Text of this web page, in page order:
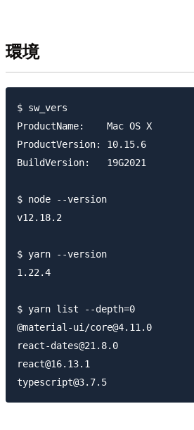
環境
$ sw_vers
ProductName:    Mac OS X
ProductVersion: 10.15.6
BuildVersion:   19G2021
$ node --version
v12.18.2
$ yarn --version
1.22.4
$ yarn list --depth=0
@material-ui/core@4.11.0
react-dates@21.8.0
react@16.13.1